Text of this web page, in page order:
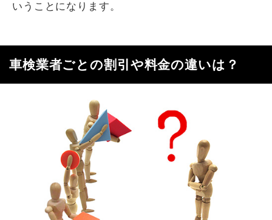
いうことになります。
車検業者ごとの割引や料金の違いは？